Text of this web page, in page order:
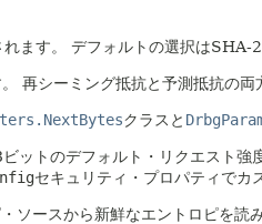
ます。 デフォルトの選択はSHA-
再シーミング抵抗と予測抵抗の両
クラスと
ットのデフォルト・リクエスト強
セキュリティ・プロパティでカ
ソースから新鮮なエントロピを読み